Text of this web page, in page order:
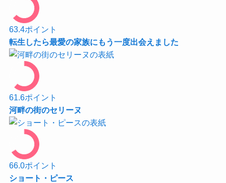
63.4ポイント
転生したら最愛の家族にもう一度出会えました
61.6ポイント
河畔の街のセリーヌ
66.0ポイント
ショート・ピース